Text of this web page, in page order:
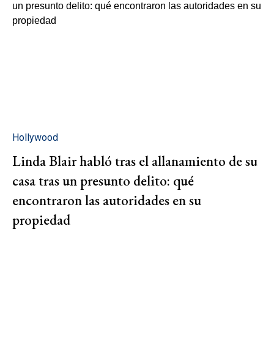
Hollywood
Linda Blair habló tras el allanamiento de su
casa tras un presunto delito: qué
encontraron las autoridades en su
propiedad